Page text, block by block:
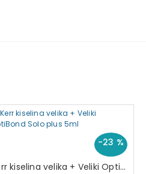
-23 %
Kerr kiselina velika + Veliki OptiBond Solo plus 5ml